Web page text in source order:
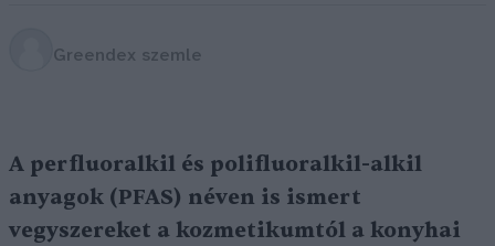
Greendex szemle
A perfluoralkil és polifluoralkil-alkil
anyagok (PFAS) néven is ismert
vegyszereket a kozmetikumtól a konyhai